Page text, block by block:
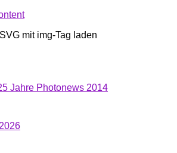
Jahre Photonews 2014